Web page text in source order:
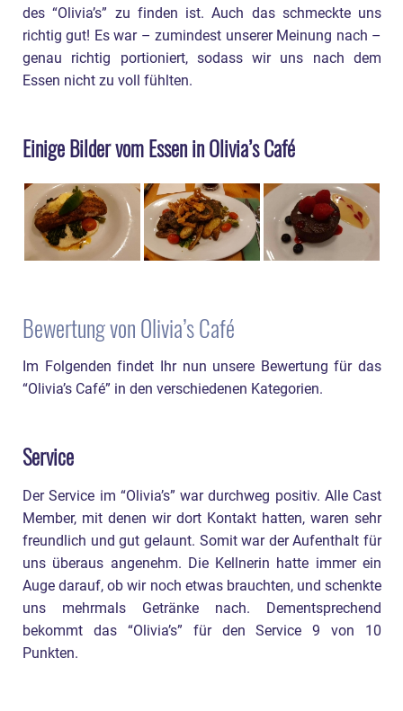
des “Olivia’s” zu finden ist. Auch das schmeckte uns
richtig gut! Es war – zumindest unserer Meinung nach –
genau richtig portioniert, sodass wir uns nach dem
Essen nicht zu voll fühlten.
Einige Bilder vom Essen in Olivia’s Café
Bewertung von Olivia’s Café
Im Folgenden findet Ihr nun unsere Bewertung für das
“Olivia’s Café” in den verschiedenen Kategorien.
Service
Der Service im “Olivia’s” war durchweg positiv. Alle Cast
Member, mit denen wir dort Kontakt hatten, waren sehr
freundlich und gut gelaunt. Somit war der Aufenthalt für
uns überaus angenehm. Die Kellnerin hatte immer ein
Auge darauf, ob wir noch etwas brauchten, und schenkte
uns mehrmals Getränke nach. Dementsprechend
bekommt das “Olivia’s” für den Service 9 von 10
Punkten.